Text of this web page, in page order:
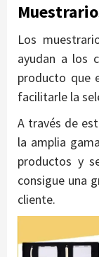
Los
ayudan a los
producto que
facilitarle la
A través de
la amplia
productos y
consigue una
cliente.